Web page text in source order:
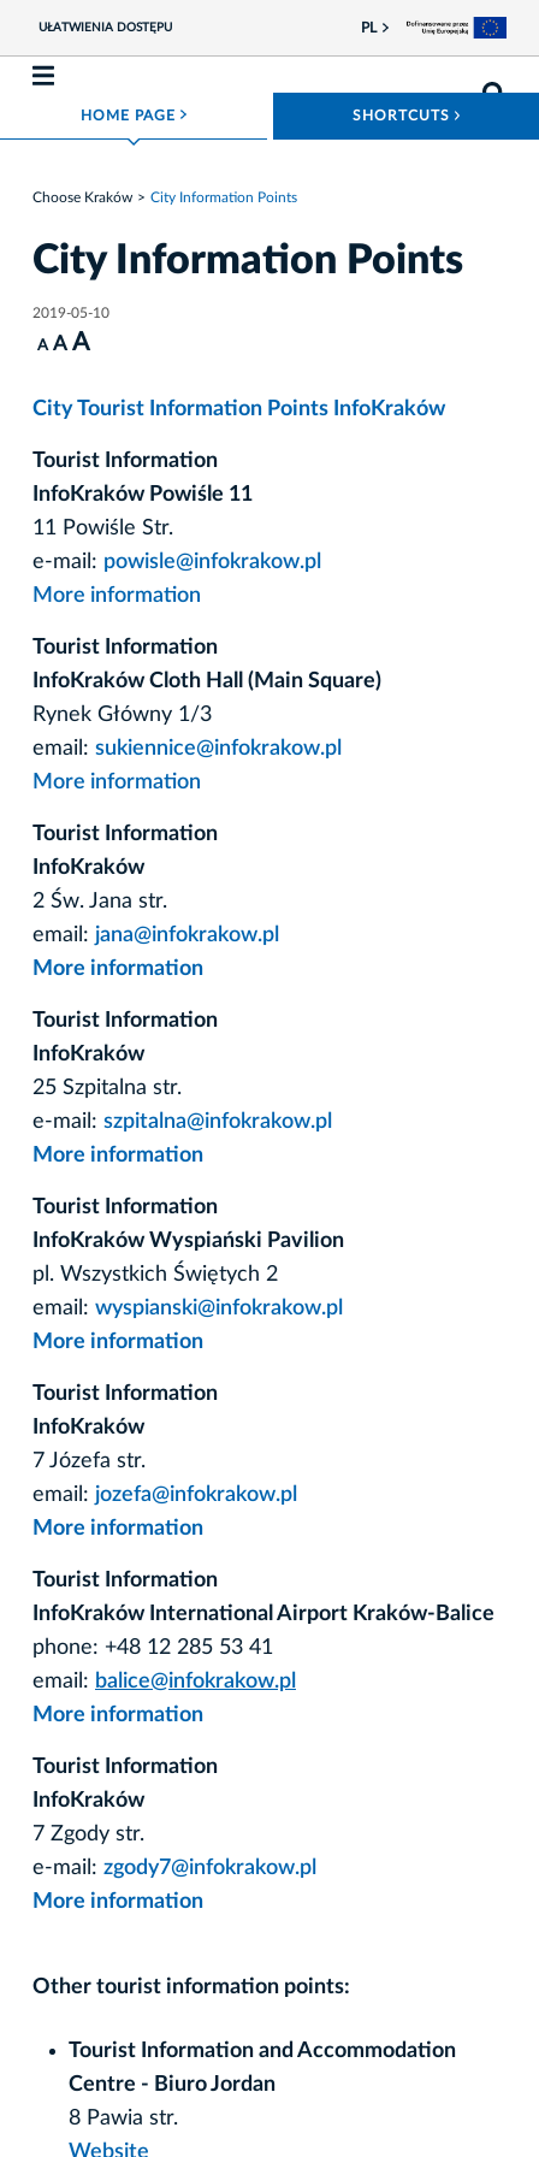
UŁATWIENIA DOSTĘPU PL
HOME PAGE ROZWIŃ MENU SHORTCUTS
Choose Kraków City Information Points
City Information Points
2019-05-10
A A A
City Tourist Information Points InfoKraków
Tourist Information
InfoKraków Powiśle 11
11 Powiśle Str.
e-mail: powisle@infokrakow.pl
More information
Tourist Information
InfoKraków Cloth Hall (Main Square)
Rynek Główny 1/3
email: sukiennice@infokrakow.pl
More information
Tourist Information
InfoKraków
2 Św. Jana str.
email: jana@infokrakow.pl
More information
Tourist Information
InfoKraków
25 Szpitalna str.
e-mail: szpitalna@infokrakow.pl
More information
Tourist Information
InfoKraków Wyspiański Pavilion
pl. Wszystkich Świętych 2
email: wyspianski@infokrakow.pl
More information
Tourist Information
InfoKraków
7 Józefa str.
email: jozefa@infokrakow.pl
More information
Tourist Information
InfoKraków International Airport Kraków-Balice
phone: +48 12 285 53 41
email: balice@infokrakow.pl
More information
Tourist Information
InfoKraków
7 Zgody str.
e-mail: zgody7@infokrakow.pl
More information
Other tourist information points:
Tourist Information and Accommodation
Centre - Biuro Jordan
8 Pawia str.
Website